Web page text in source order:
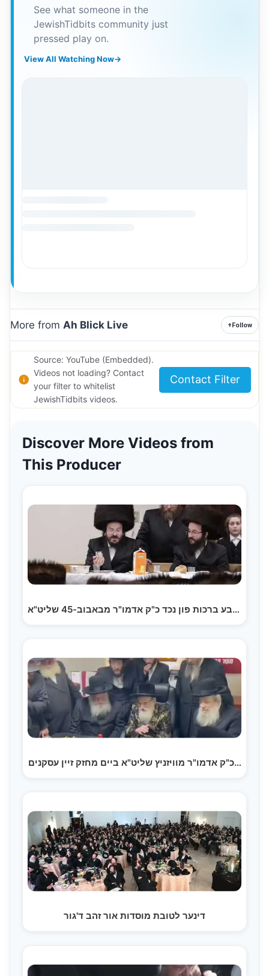
See what someone in the
JewishTidbits community just
pressed play on.
View All Watching Now→
More from Ah Blick Live +Follow
Source: YouTube (Embedded).
Videos not loading? Contact
your filter to whitelist
JewishTidbits videos.
Contact Filter
Discover More Videos from
This Producer
שמחת השבע ברכות פון נכד כ"ק אדמו"ר מבאבוב-45 שליט"א
כ"ק אדמו"ר מוויזניץ שליט"א ביים מחזק זיין עסקנים…
דינער לטובת מוסדות אור זהב ד'גור